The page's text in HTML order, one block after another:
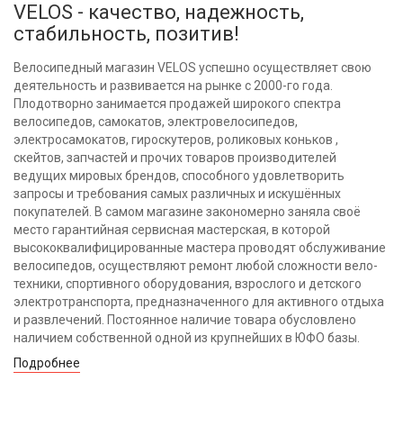
VELOS - качество, надежность,
стабильность, позитив!
Велосипедный магазин VELOS успешно осуществляет свою
деятельность и развивается на рынке с 2000-го года.
Плодотворно занимается продажей широкого спектра
велосипедов, самокатов, электровелосипедов,
электросамокатов, гироскутеров, роликовых коньков ,
скейтов, запчастей и прочих товаров производителей
ведущих мировых брендов, способного удовлетворить
запросы и требования самых различных и искушённых
покупателей. В самом магазине закономерно заняла своё
место гарантийная сервисная мастерская, в которой
высококвалифицированные мастера проводят обслуживание
велосипедов, осуществляют ремонт любой сложности вело-
техники, спортивного оборудования, взрослого и детского
электротранспорта, предназначенного для активного отдыха
и развлечений. Постоянное наличие товара обусловлено
наличием собственной одной из крупнейших в ЮФО базы.
Подробнее